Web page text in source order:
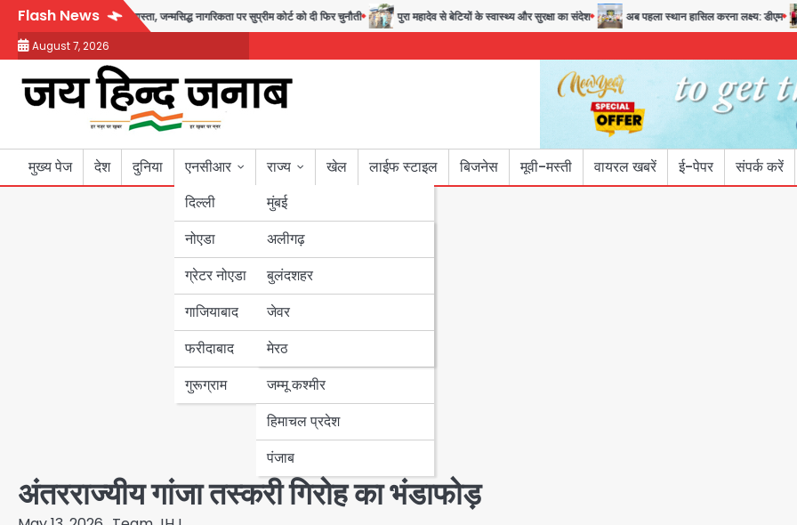
Skip
content
Flash News
मिल रहा एग्ज़िट रास्ता, जन्मसिद्ध नागरिकता पर सुप्रीम कोर्ट को दी फिर चुनौती पुरा महादेव से बेटियों के स्वास्थ्य और सुरक्षा का संदेश अब पहला स्थान हासिल करना लक्ष्य: डीएम 28
August 7, 2026
मुख्य पेज देश दुनिया
एनसीआर
दिल्ली
नोएडा
ग्रेटर नोएडा
गाजियाबाद
फरीदाबाद
गुरूग्राम
राज्य
मुंबई
उत्तर प्रदेश
अलीगढ़
बुलंदशहर
जेवर
मेरठ
बिहार
पंजाब
हरियाणा
जम्मू कश्मीर
हिमाचल प्रदेश
पंजाब
खेल लाईफ स्टाइल बिजनेस मूवी-मस्ती वायरल खबरें ई-पेपर संपर्क करें
अंतरराज्यीय गांजा तस्करी गिरोह का भंडाफोड़